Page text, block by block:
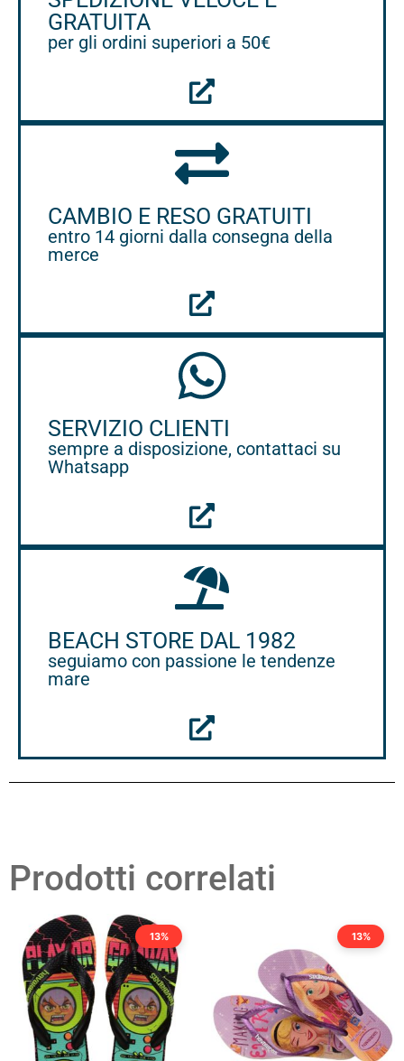
GRATUITA
per gli ordini superiori a 50€
CAMBIO E RESO GRATUITI
entro 14 giorni dalla consegna della
merce
SERVIZIO CLIENTI
sempre a disposizione, contattaci su
Whatsapp
BEACH STORE DAL 1982
seguiamo con passione le tendenze
mare
Prodotti correlati
13% 13%